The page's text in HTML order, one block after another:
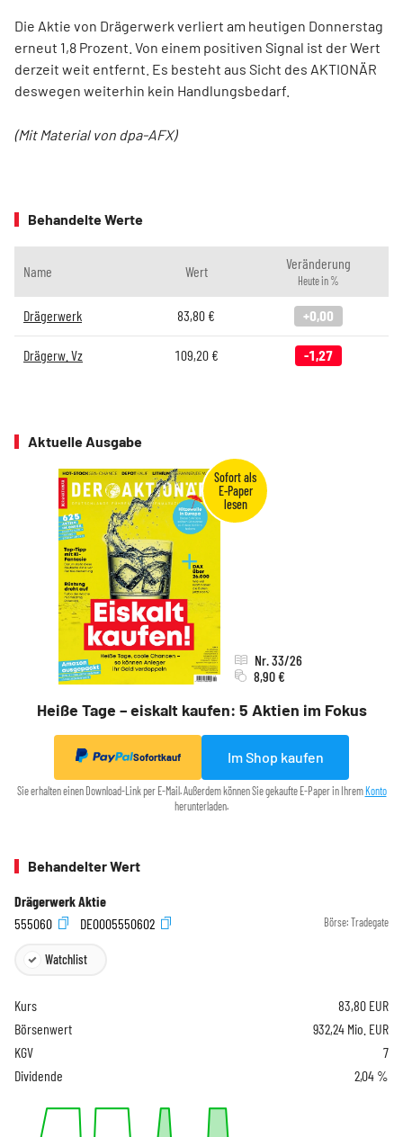
Die Aktie von Drägerwerk verliert am heutigen Donnerstag
erneut 1,8 Prozent. Von einem positiven Signal ist der Wert
derzeit weit entfernt. Es besteht aus Sicht des AKTIONÄR
deswegen weiterhin kein Handlungsbedarf.
(Mit Material von dpa-AFX)
Behandelte Werte
Name Wert Veränderung
Heute in %
Drägerwerk 83,80 € +0,00
Drägerw. Vz 109,20€ -1,27
Aktuelle Ausgabe
Heiße Tage – eiskalt kaufen: 5 Aktien im Fokus
Nr. 33/26
8,90 €
Sofortkauf Im Shop kaufen
Sie erhalten einen Download-Link per E-Mail. Außerdem können Sie gekaufte E-Paper in IhremKonto
herunterladen.
Behandelter Wert
Drägerwerk Aktie
555060
DE0005550602 Börse: Tradegate
Watchlist
Kurs 83,80 EUR
Börsenwert
932,24 Mio. EUR
KGV
7
Dividende
2,04 %